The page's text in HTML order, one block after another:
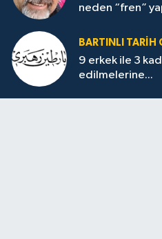
neden “fren”
BARTINLI TARIH
9 erkek ile 3
edilmelerine...